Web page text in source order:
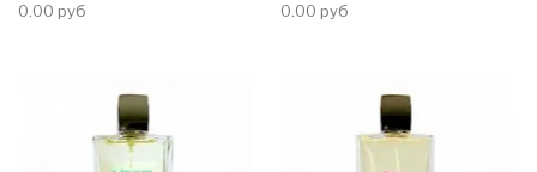
0.00 руб 0.00 руб